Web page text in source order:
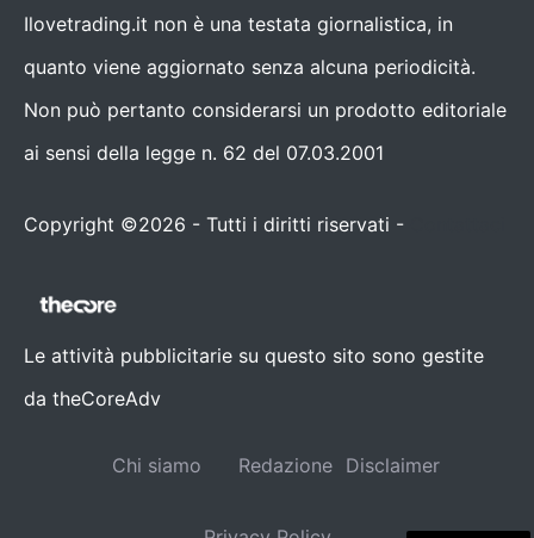
Ilovetrading.it non è una testata giornalistica, in
quanto viene aggiornato senza alcuna periodicità.
Non può pertanto considerarsi un prodotto editoriale
ai sensi della legge n. 62 del 07.03.2001
Copyright ©2026 - Tutti i diritti riservati -
Le attività pubblicitarie su questo sito sono gestite
da theCoreAdv
Chi siamo Redazione Disclaimer